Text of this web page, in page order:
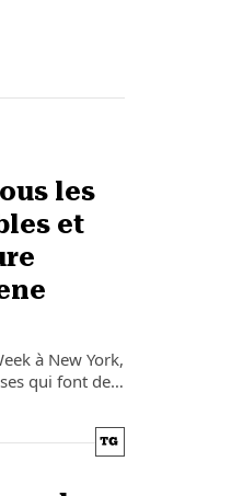
les
et
à New York,
qui font de…